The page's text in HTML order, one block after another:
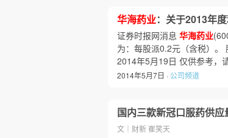
华海药业：关于2013年
证券时报网消息 华海药业
为：每股派0.2元（含税）。
2014年5月19日 仅供参考
2014年5月7日 · 公司频道
国内三款新冠口服药供应
文｜财新 崔笑天